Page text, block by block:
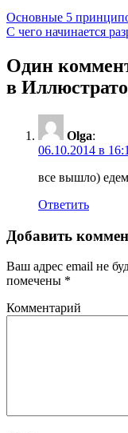
Основные 5
С чего начинается
Один
в
Olga:
06.10.2014 в
все вышло)
Ответить
Добавить
Ваш адрес email не
помечены *
Комментарий